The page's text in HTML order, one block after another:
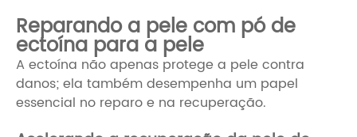
Reparando a pele com pó de
ectoína para a pele
A ectoína não apenas protege a pele contra
danos; ela também desempenha um papel
essencial no reparo e na recuperação.